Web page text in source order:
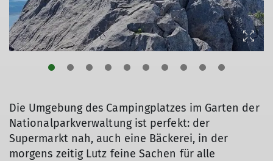
Die Umgebung des Campingplatzes im Garten der
Nationalparkverwaltung ist perfekt: der
Supermarkt nah, auch eine Bäckerei, in der
morgens zeitig Lutz feine Sachen für alle